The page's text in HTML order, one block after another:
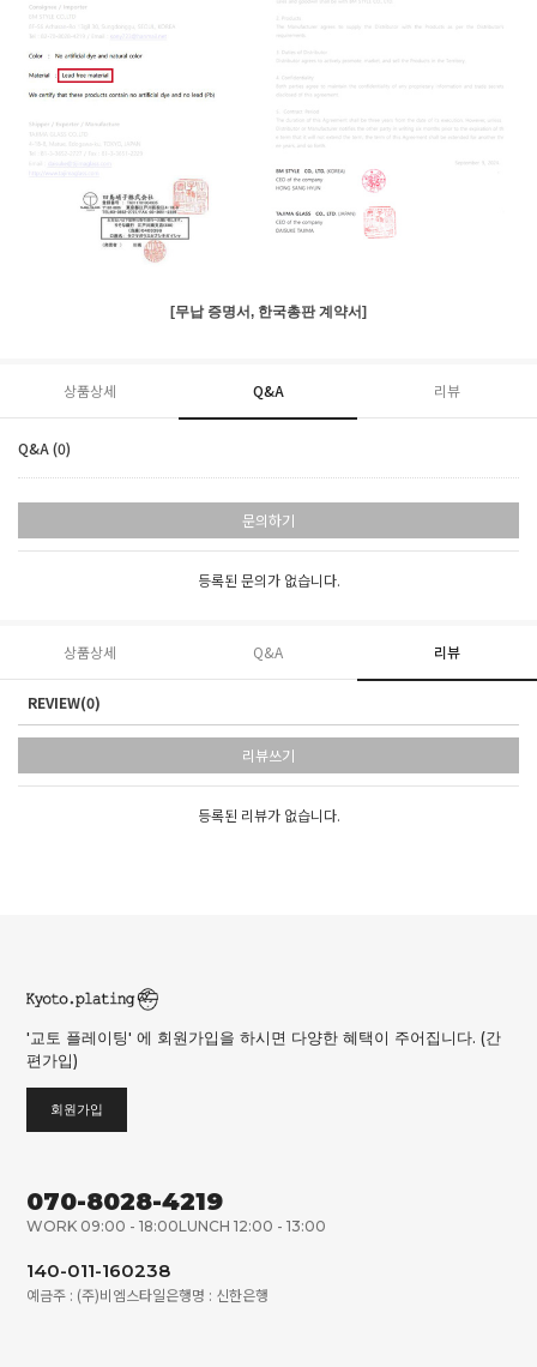
[무납 증명서, 한국총판 계약서]
상품상세 Q&A 리뷰
Q&A (0)
문의하기
등록된 문의가 없습니다.
상품상세 Q&A 리뷰
REVIEW(0)
리뷰쓰기
등록된 리뷰가 없습니다.
'교토 플레이팅' 에 회원가입을 하시면 다양한 혜택이 주어집니다. (간
편가입)
회원가입
070-8028-4219
WORK 09:00 - 18:00LUNCH 12:00 - 13:00
140-011-160238
예금주 : (주)비엠스타일은행명 : 신한은행